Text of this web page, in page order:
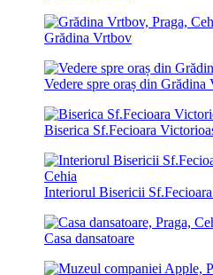
Grădina Vrtbov
Vedere spre oraș din Grădina
Biserica Sf.Fecioara
Interiorul Bisericii
Casa dansatoare